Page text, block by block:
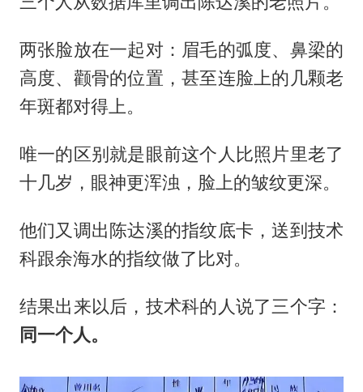
两张脸放在一起对：眉毛的弧度、鼻梁的
高度、颧骨的位置，甚至连脸上的几颗老
年斑都对得上。
唯一的区别就是眼前这个人比照片里老了
十几岁，眼神更浑浊，脸上的皱纹更深。
他们又调出陈达溪的指纹底卡，送到技术
科跟余海水的指纹做了比对。
结果出来以后，技术科的人说了三个字：
同一个人。